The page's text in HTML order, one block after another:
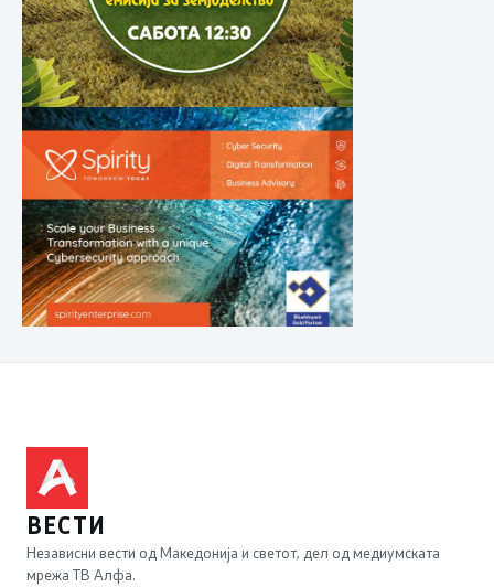
ВЕСТИ
Независни вести од Македонија и светот, дел од медиумската
мрежа ТВ Алфа.